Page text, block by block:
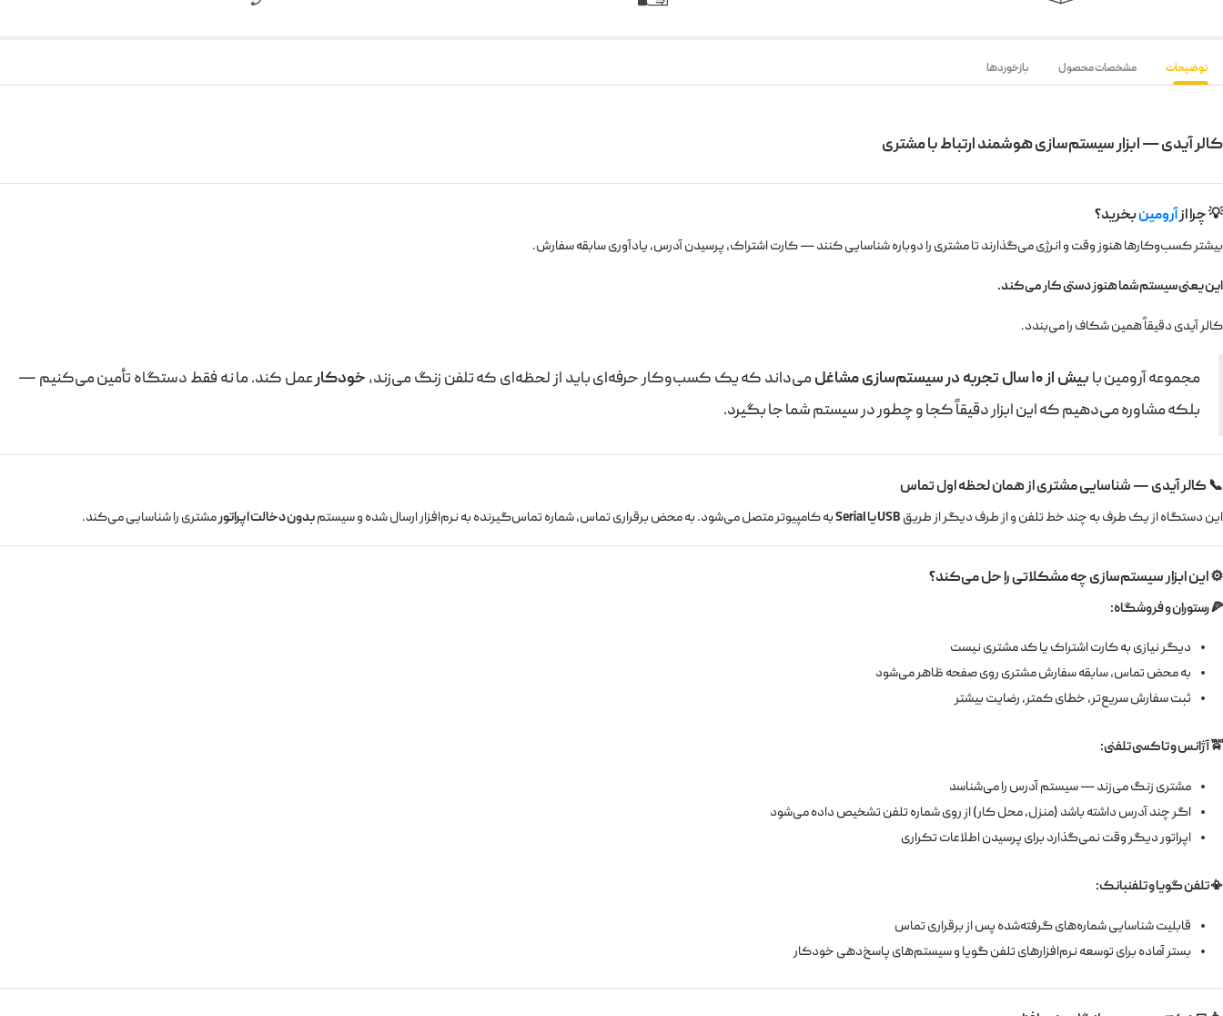
توضیحات مشخصات محصول بازخوردها
کالر آیدی — ابزار سیستم‌سازی هوشمند ارتباط با مشتری
💡 چرا ازآرومینبخرید؟
بیشتر کسب‌وکارها هنوز وقت و انرژی می‌گذارند تا مشتری را دوباره شناسایی کنند — کارت اشتراک، پرسیدن آدرس، یادآوری سابقه سفارش.
این یعنی سیستم شما هنوز دستی کار می‌کند.
کالر آیدی دقیقاً همین شکاف را می‌بندد.
مجموعه آرومین با بیش از ۱۰ سال تجربه در سیستم‌سازی مشاغل می‌داند که یک کسب‌وکار حرفه‌ای باید از لحظه‌ای که تلفن زنگ می‌زند، خودکارعمل کند. ما نه فقط دستگاه تأمین می‌کنیم —
بلکه مشاوره می‌دهیم که این ابزار دقیقاً کجا و چطور در سیستم شما جا بگیرد.
📞 کالر آیدی — شناسایی مشتری از همان لحظه اول تماس
این دستگاه از یک طرف به چند خط تلفن و از طرف دیگر از طریق USB یا Serial به کامپیوتر متصل می‌شود. به محض برقراری تماس، شماره تماس‌گیرنده به نرم‌افزار ارسال شده و سیستمبدون دخالت اپراتورمشتری را شناسایی می‌کند.
⚙️ این ابزار سیستم‌سازی چه مشکلاتی را حل می‌کند؟
🍕 رستوران و فروشگاه:
دیگر نیازی به کارت اشتراک یا کد مشتری نیست
به محض تماس، سابقه سفارش مشتری روی صفحه ظاهر می‌شود
ثبت سفارش سریع‌تر، خطای کمتر، رضایت بیشتر
🚖 آژانس و تاکسی تلفنی:
مشتری زنگ می‌زند — سیستم آدرس را می‌شناسد
اگر چند آدرس داشته باشد (منزل، محل کار) از روی شماره تلفن تشخیص داده می‌شود
اپراتور دیگر وقت نمی‌گذارد برای پرسیدن اطلاعات تکراری
📳 تلفن گویا و تلفنبانک:
قابلیت شناسایی شماره‌های گرفته‌شده پس از برقراری تماس
بستر آماده برای توسعه نرم‌افزارهای تلفن گویا و سیستم‌های پاسخ‌دهی خودکار